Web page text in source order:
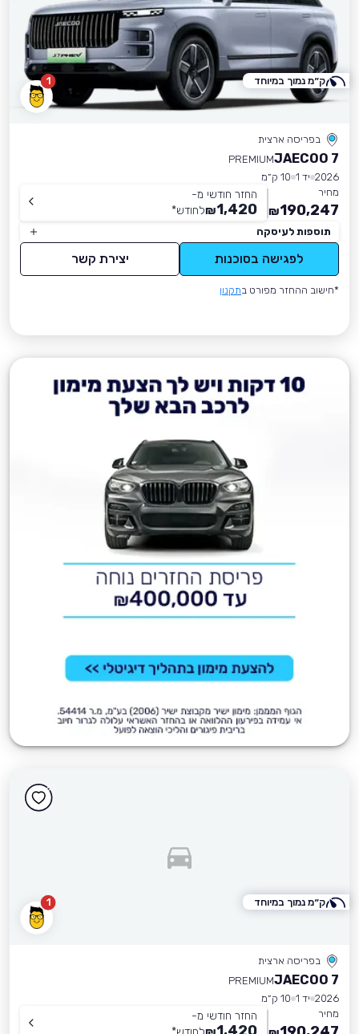
1
בפריסה ארצית
JAECOO 7
PREMIUM
2026 יד 1
10 ק״מ
מחיר
190,247
₪
החזר חודשי מ-
1,420
₪לחודש*
תוספות לעיסקה
לפגישה בסוכנות יצירת קשר
*חישוב ההחזר מפורט בתקנון
ק״מ נמוך במיוחד
1
בפריסה ארצית
JAECOO 7
PREMIUM
2026 יד 1
10 ק״מ
מחיר
החזר חודשי מ-
ק״מ נמוך במיוחד